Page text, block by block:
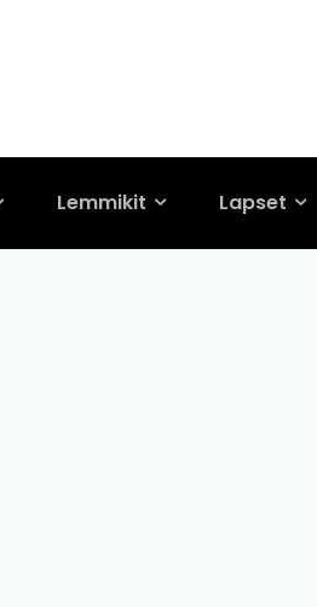
Lemmikit Lapset